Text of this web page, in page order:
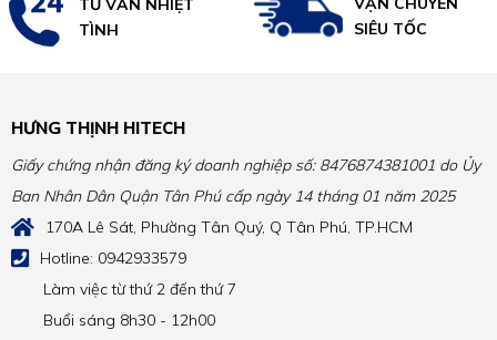
TƯ VẤN NHIỆT
TÌNH
SIÊU TỐC
HƯNG THỊNH HITECH
Giấy chứng nhận đăng ký doanh nghiệp số: 8476874381001 do Ủy
Ban Nhân Dân Quận Tân Phú cấp ngày 14 tháng 01 năm 2025
170A Lê Sát, Phường Tân Quý, Q Tân Phú, TP.HCM
Hotline: 0942933579
Làm việc từ thứ 2 đến thứ 7
Buổi sáng 8h30 - 12h00